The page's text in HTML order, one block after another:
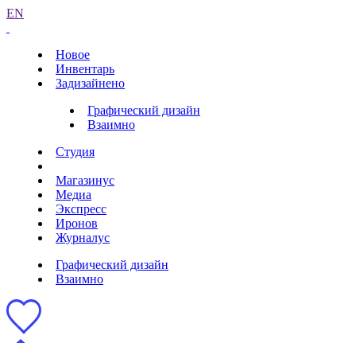
EN
Новое
Инвентарь
Задизайнено
Графический дизайн
Взаимно
Студия
Магазинус
Медиа
Экспресс
Иронов
Журналус
Графический дизайн
Взаимно